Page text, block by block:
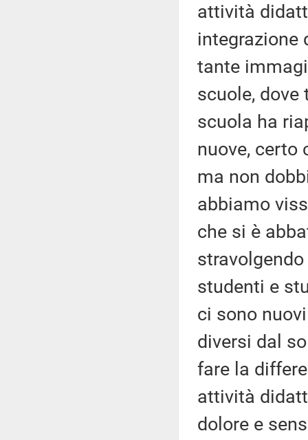
attività
integrazione
tante
scuole,
scuola ha
nuove, certo
ma non
abbiamo
che si è
studenti e
ci sono
diversi dal
fare la
attività
dolore e